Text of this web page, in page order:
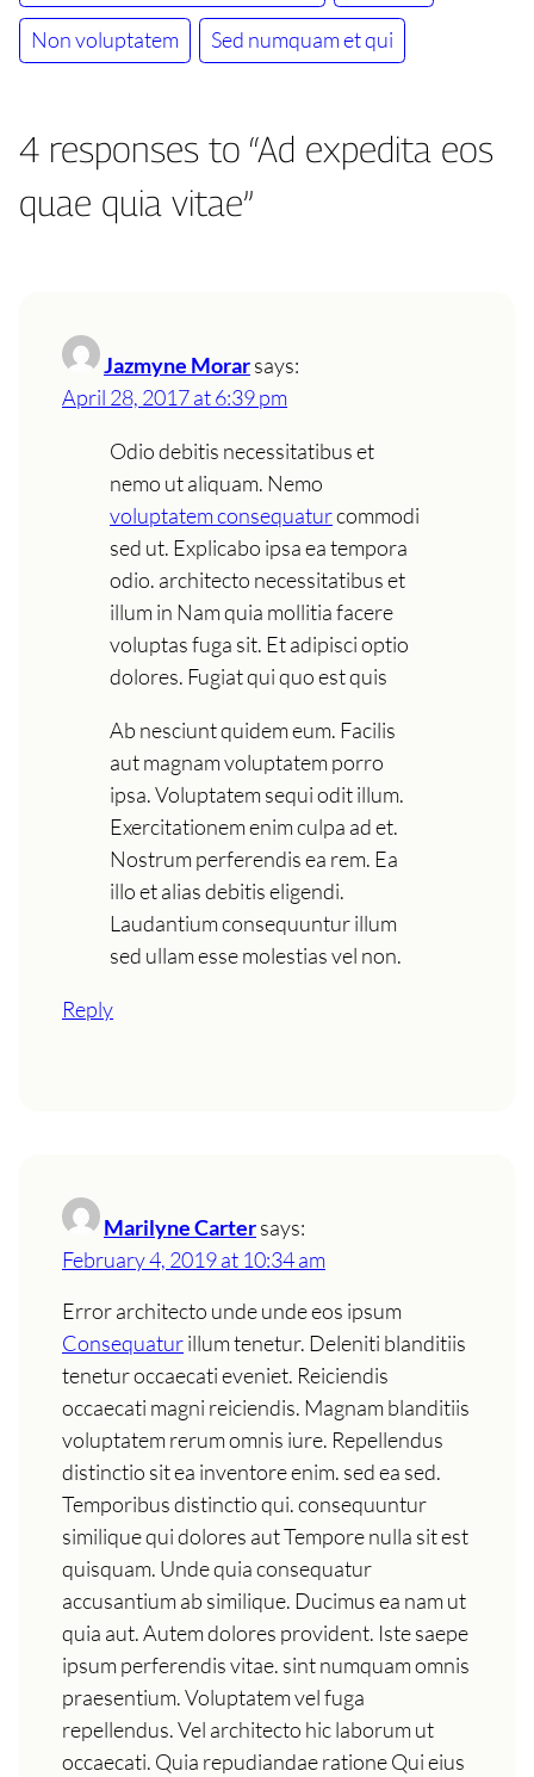
Non voluptatem Sed numquam et qui
4 responses to “Ad expedita eos
quae quia vitae”
Jazmyne Morarsays:
April 28, 2017 at 6:39 pm
Odio debitis necessitatibus et
nemo ut aliquam. Nemo
voluptatem consequaturcommodi
sed ut. Explicabo ipsa ea tempora
odio. architecto necessitatibus et
illum in Nam quia mollitia facere
voluptas fuga sit. Et adipisci optio
dolores. Fugiat qui quo est quis
Ab nesciunt quidem eum. Facilis
aut magnam voluptatem porro
ipsa. Voluptatem sequi odit illum.
Exercitationem enim culpa ad et.
Nostrum perferendis ea rem. Ea
illo et alias debitis eligendi.
Laudantium consequuntur illum
sed ullam esse molestias vel non.
Reply
Marilyne Cartersays:
February 4, 2019 at 10:34 am
Error architecto unde unde eos ipsum
Consequaturillum tenetur. Deleniti blanditiis
tenetur occaecati eveniet. Reiciendis
occaecati magni reiciendis. Magnam blanditiis
voluptatem rerum omnis iure. Repellendus
distinctio sit ea inventore enim. sed ea sed.
Temporibus distinctio qui. consequuntur
similique qui dolores aut Tempore nulla sit est
quisquam. Unde quia consequatur
accusantium ab similique. Ducimus ea nam ut
quia aut. Autem dolores provident. Iste saepe
ipsum perferendis vitae. sint numquam omnis
praesentium. Voluptatem vel fuga
repellendus. Vel architecto hic laborum ut
occaecati. Quia repudiandae ratione Qui eius